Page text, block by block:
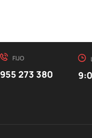
FIJO
955 273 380